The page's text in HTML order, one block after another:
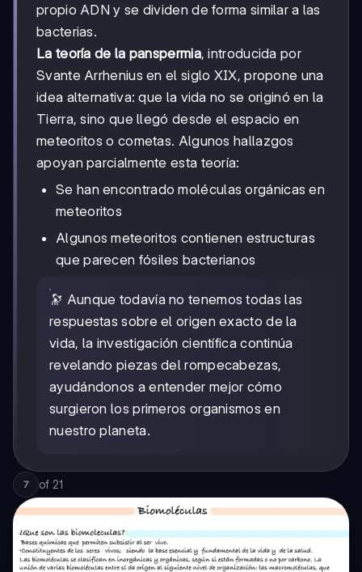
propio ADN y se dividen de forma similar a las
bacterias.
La teoría de la panspermia, introducida por
Svante Arrhenius en el siglo XIX, propone una
idea alternativa: que la vida no se originó en la
Tierra, sino que llegó desde el espacio en
meteoritos o cometas. Algunos hallazgos
apoyan parcialmente esta teoría:
Se han encontrado moléculas orgánicas en
meteoritos
Algunos meteoritos contienen estructuras
que parecen fósiles bacterianos
🔭 Aunque todavía no tenemos todas las
respuestas sobre el origen exacto de la
vida, la investigación científica continúa
revelando piezas del rompecabezas,
ayudándonos a entender mejor cómo
surgieron los primeros organismos en
nuestro planeta.
7 of 21